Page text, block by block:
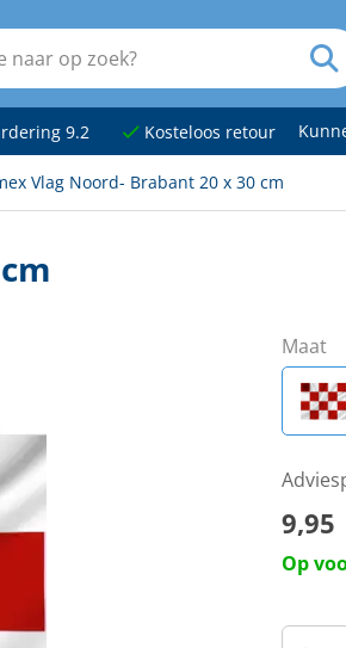
9.2 Kosteloos retour
Vlag Noord- Brabant 20 x 30 cm
Maat
9,95
Op